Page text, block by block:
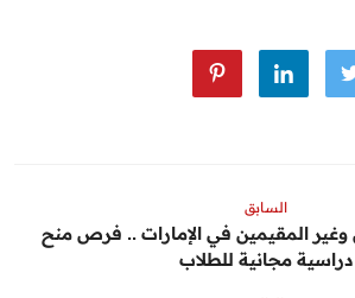
السابق
وغير المقيمين في الإمارات .. فرص منح
دراسية مجانية للطلاب